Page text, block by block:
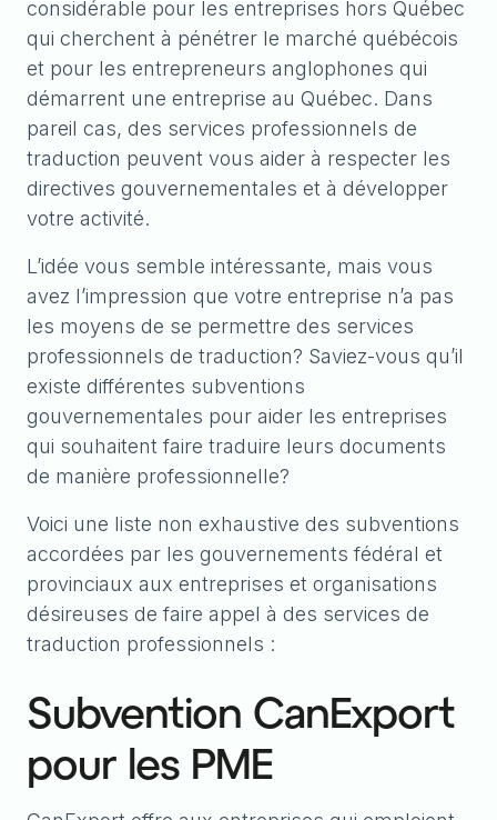
considérable pour les entreprises hors Québec
qui cherchent à pénétrer le marché québécois
et pour les entrepreneurs anglophones qui
démarrent une entreprise au Québec. Dans
pareil cas, des services professionnels de
traduction peuvent vous aider à respecter les
directives gouvernementales et à développer
votre activité.
L’idée vous semble intéressante, mais vous
avez l’impression que votre entreprise n’a pas
les moyens de se permettre des services
professionnels de traduction? Saviez-vous qu’il
existe différentes subventions
gouvernementales pour aider les entreprises
qui souhaitent faire traduire leurs documents
de manière professionnelle?
Voici une liste non exhaustive des subventions
accordées par les gouvernements fédéral et
provinciaux aux entreprises et organisations
désireuses de faire appel à des services de
traduction professionnels :
Subvention CanExport
pour les PME